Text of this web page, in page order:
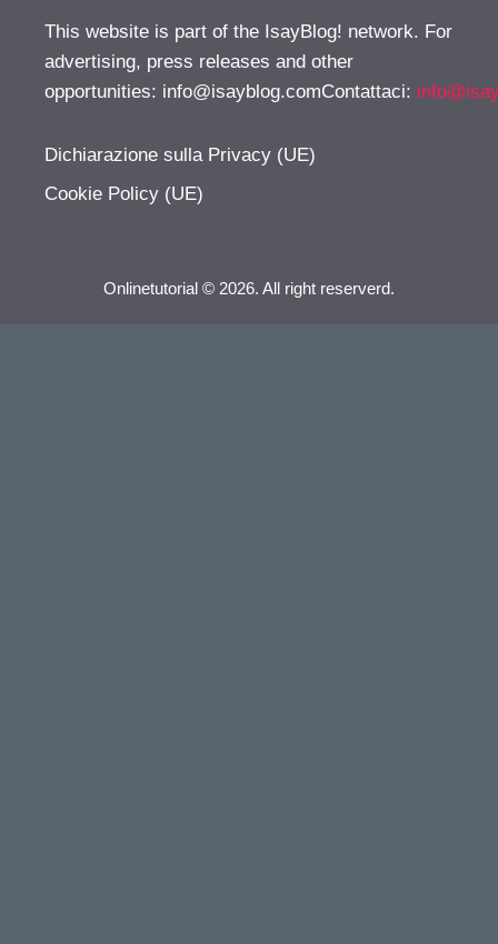
This website is part of the IsayBlog! network. For
advertising, press releases and other
opportunities: info@isayblog.comContattaci:
Dichiarazione sulla Privacy (UE)
Cookie Policy (UE)
Onlinetutorial © 2026. All right reserverd.